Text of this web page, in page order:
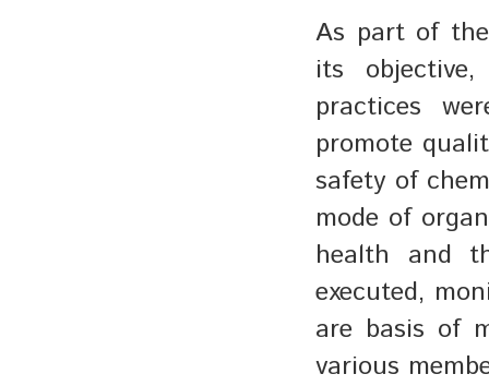
As part of
its
practices
promote
safety of
mode of
health and
executed,
are basis of
various